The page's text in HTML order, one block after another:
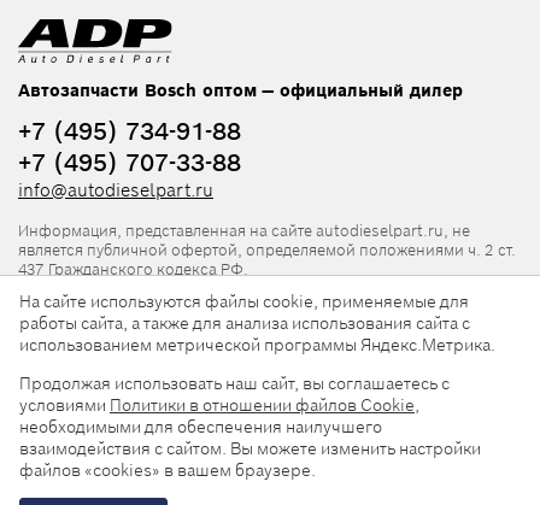
Автозапчасти Bosch оптом — официальный дилер
+7 (495) 734-91-88
+7 (495) 707-33-88
info@autodieselpart.ru
Информация, представленная на сайте autodieselpart.ru, не
является публичной офертой, определяемой положениями ч. 2 ст.
437 Гражданского кодекса РФ.
Нормативная документация
ADP в социальных сетях
© 2026, ООО «АвтоДизельПарт». Все права защищены.
На сайте используются файлы cookie, применяемые для
работы сайта, а также для анализа использования сайта с
использованием метрической программы Яндекс.Метрика.
Продолжая использовать наш сайт, вы соглашаетесь с
условиями Политики в отношении файлов Cookie,
необходимыми для обеспечения наилучшего
взаимодействия с сайтом. Вы можете изменить настройки
файлов «cookies» в вашем браузере.